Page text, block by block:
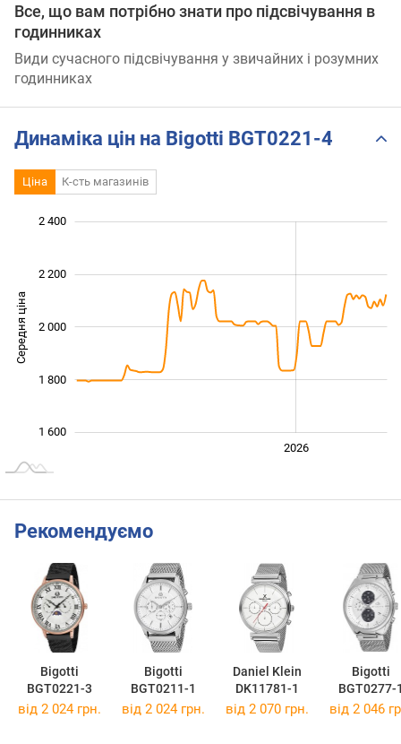
Все, що вам потрібно знати про підсвічування в
годинниках
Види сучасного підсвічування у звичайних і розумних
годинниках
Динаміка цін на Bigotti BGT0221-4
Ціна К-сть магазинів
Середня ціна 1 600
1 600
1 800
2 000
2 200
2 400
2026
Рекомендуємо
Bigotti
BGT0221-3
Bigotti
BGT0211-1
Daniel Klein
DK11781-1
Bigotti
BGT0277-
від 2 024 грн. від 2 024 грн. від 2 070 грн. від 2 046